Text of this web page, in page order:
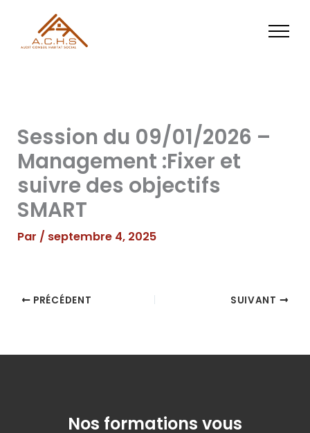
contenu
Session du 09/01/2026 –
Management :Fixer et
suivre des objectifs
SMART
Par /septembre 4, 2025
PRÉCÉDENT SUIVANT
Nos formations vous